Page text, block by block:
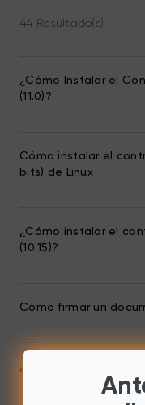
44 Resultado(s)
¿Cómo Instalar el
(11.0)?
Cómo instalar el
bits) de Linux
¿Cómo instalar el
(10.15)?
Cómo firmar un
¿Cómo configurar las